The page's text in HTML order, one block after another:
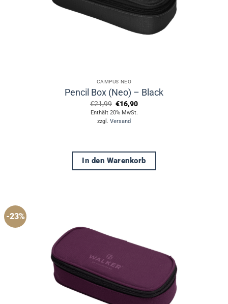
CAMPUS NEO
Pencil Box (Neo) – Black
€21,99 Ursprünglicher
Preis
war:
€21,99
€16,90Aktueller
Enthält 20% MwSt.
zzgl. Versand
In den Warenkorb
-23%